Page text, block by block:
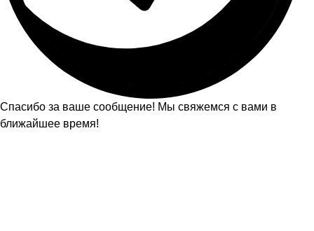
Спасибо за ваше сообщение! Мы свяжемся с вами в
ближайшее время!